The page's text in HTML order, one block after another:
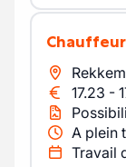
Rekkem
17.23 -
A plein
Travail